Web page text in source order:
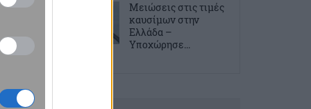
Μειώσεις στις τιμές
καυσίμων στην
Ελλάδα –
Υποχώρησε...